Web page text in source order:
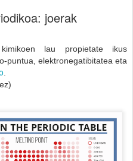
joerak
lau propietate ikus
puntua, elektronegatibitatea eta